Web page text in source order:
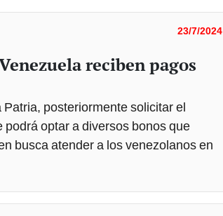
23/7/2024
reciben pagos
posteriormente solicitar el
optar a diversos bonos que
busca atender a los venezolanos en